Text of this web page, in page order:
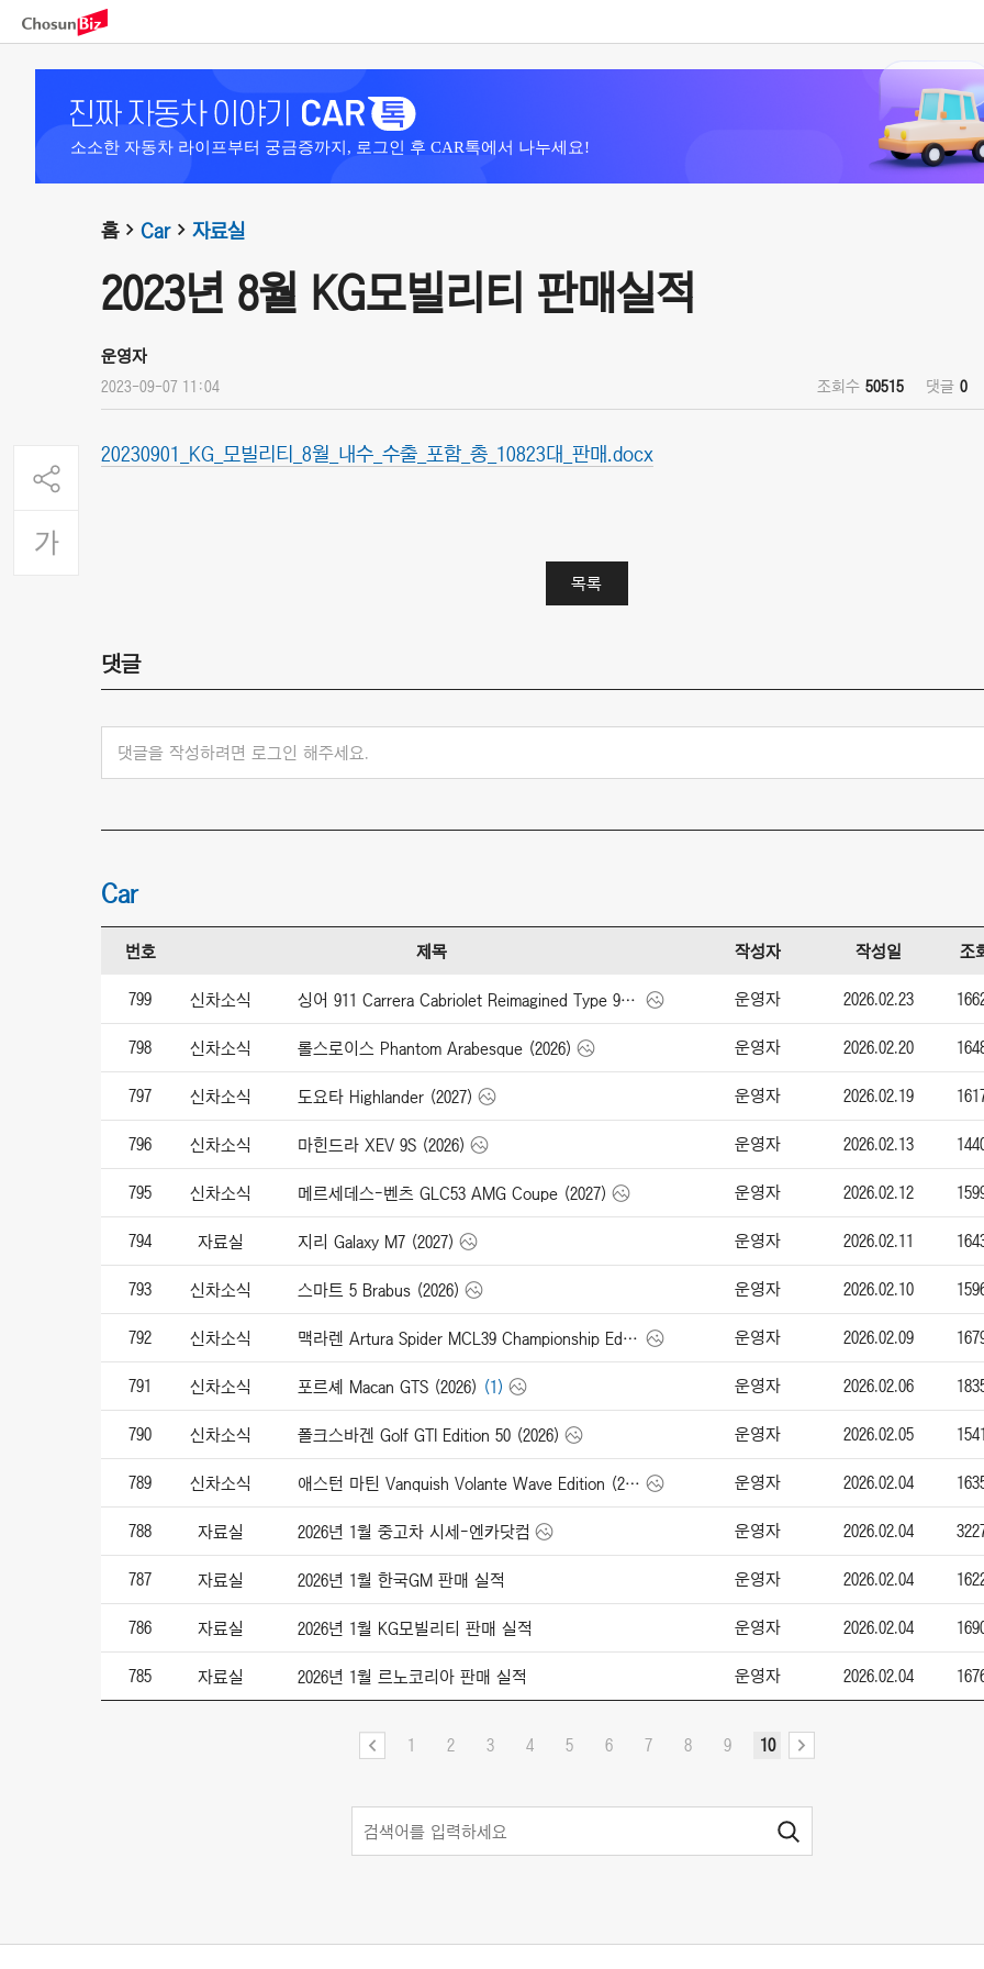
소소한 자동차 라이프부터 궁금증까지, 로그인 후 CAR톡에서 나누세요!
홈 Car 자료실
2023년 8월 KG모빌리티 판매실적
운영자
2023-09-07 11:04 조회수 50515 댓글 0
20230901_KG_모빌리티_8월_내수_수출_포함_총_10823대_판매.docx
목록
댓글
댓글을 작성하려면 로그인 해주세요.
Car
번호 제목 작성자 작성일 조
799 신차소식 싱어 911 Carrera Cabriolet Reimagined Type 964 (2026) 운영자 2026.02.23
798 신차소식 롤스로이스 Phantom Arabesque (2026) 운영자 2026.02.20
797 신차소식 도요타 Highlander (2027) 운영자 2026.02.19
796 신차소식 마힌드라 XEV 9S (2026) 운영자 2026.02.13
795 신차소식 메르세데스-벤츠 GLC53 AMG Coupe (2027) 운영자 2026.02.12
794 자료실 지리 Galaxy M7 (2027) 운영자 2026.02.11
793 신차소식 스마트 5 Brabus (2026) 운영자 2026.02.10
792 신차소식 맥라렌 Artura Spider MCL39 Championship Edition (2026) 운영자 2026.02.09
791 신차소식 포르셰 Macan GTS (2026) (1) 운영자 2026.02.06
790 신차소식 폴크스바겐 Golf GTI Edition 50 (2026) 운영자 2026.02.05
789 신차소식 애스턴 마틴 Vanquish Volante Wave Edition (2026) 운영자 2026.02.04
788 자료실 2026년 1월 중고차 시세-엔카닷컴 운영자 2026.02.04
787 자료실 2026년 1월 한국GM 판매 실적 운영자 2026.02.04
786 자료실 2026년 1월 KG모빌리티 판매 실적 운영자 2026.02.04
785 자료실 2026년 1월 르노코리아 판매 실적 운영자 2026.02.04
1 2 3 4 5 6 7 8 9 10